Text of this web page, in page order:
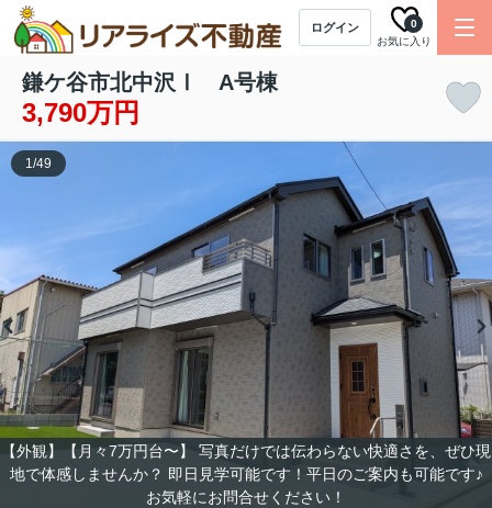
ログイン
お気に入り
0
鎌ケ谷市北中沢Ⅰ A号棟
3,790万円
【外観】【月々7万円台〜】 写真だけでは伝わらない快適さを、ぜひ現
地で体感しませんか？ 即日見学可能です！平日のご案内も可能です♪
お気軽にお問合せください！
1/49